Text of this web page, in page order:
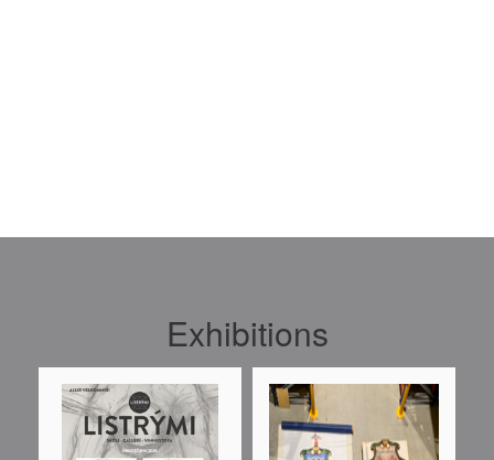
Exhibitions